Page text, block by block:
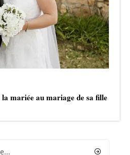
mariée au mariage de sa fille